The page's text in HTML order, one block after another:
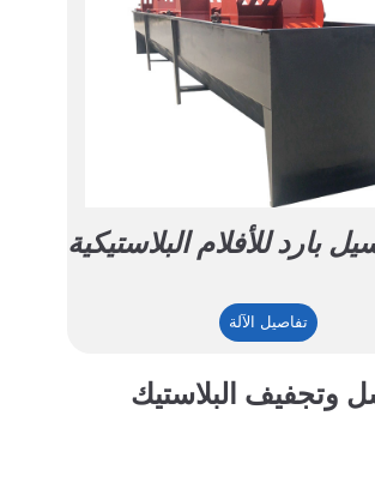
بارد للأفلام البلاستيكية
تفاصيل الآلة خزان
بارد
للأفلام
وتجفيف البلاستيك